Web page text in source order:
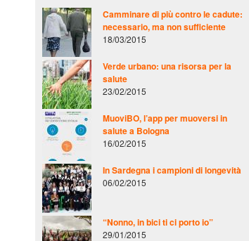
Camminare di più contro le cadute:
necessario, ma non sufficiente
18/03/2015
Verde urbano: una risorsa per la
salute
23/02/2015
MuoviBO, l’app per muoversi in
salute a Bologna
16/02/2015
In Sardegna i campioni di longevità
06/02/2015
“Nonno, in bici ti ci porto io”
29/01/2015